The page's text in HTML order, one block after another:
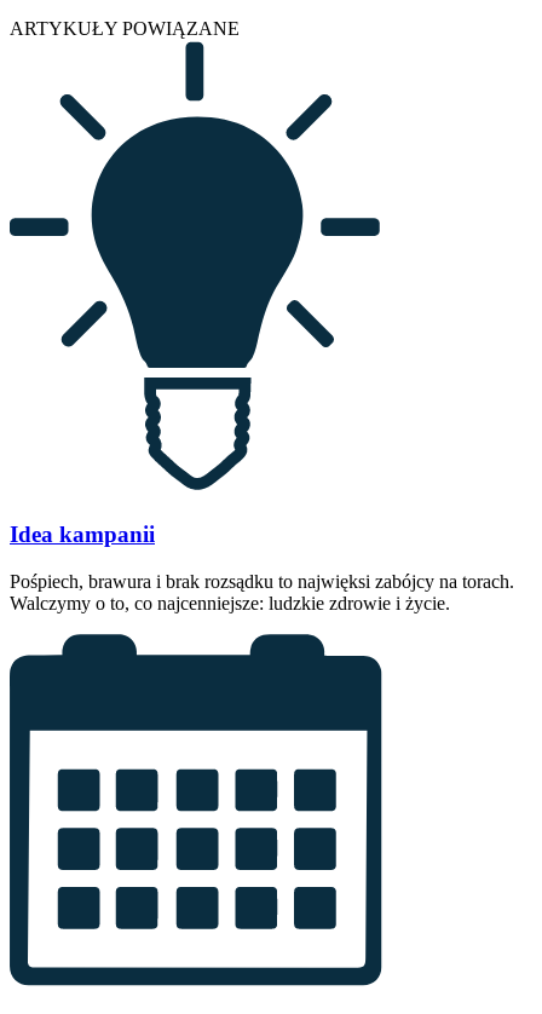
ARTYKUŁY POWIĄZANE
Idea kampanii
Pośpiech, brawura i brak rozsądku to najwięksi zabójcy na torach.
Walczymy o to, co najcenniejsze: ludzkie zdrowie i życie.